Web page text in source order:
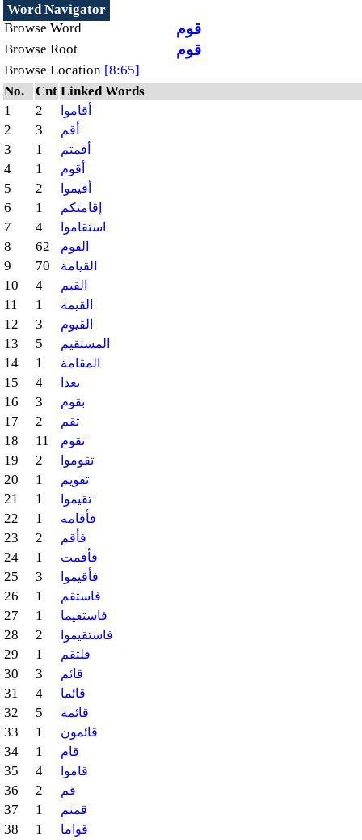
Word Navigator
Browse Word
قوم
Browse Root قوم
Browse Location [8:65]
No.
Cnt Linked Words
1
2 أقاموا
2 3 أقم
3 1 أقمتم
4 1 أقوم
5 2 أقيموا
6 1 إقامتكم
7 4 استقاموا
8 62 القوم
9 70 القيامة
10 4 القيم
11 1 القيمة
12 3 القيوم
13 5 المستقيم
14 1 المقامة
15 4 بعدا
16 3 بقوم
17 2 تقم
18 11 تقوم
19 2 تقوموا
20 1 تقويم
21 1 تقيموا
22 1 فأقامه
23 2 فأقم
24 1 فأقمت
25 3 فأقيموا
26 1 فاستقم
27 1 فاستقيما
28 2 فاستقيموا
29 1 فلتقم
30 3 قائم
31 4 قائما
32 5 قائمة
33 1 قائمون
34 1 قام
35 4 قاموا
36 2 قم
37 1 قمتم
38 1 قواما